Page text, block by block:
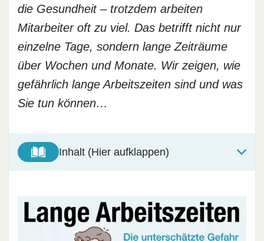
die Gesundheit – trotzdem arbeiten
Mitarbeiter oft zu viel. Das betrifft nicht nur
einzelne Tage, sondern lange Zeiträume
über Wochen und Monate. Wir zeigen, wie
gefährlich lange Arbeitszeiten sind und was
Sie tun können…
Inhalt (Hier aufklappen)